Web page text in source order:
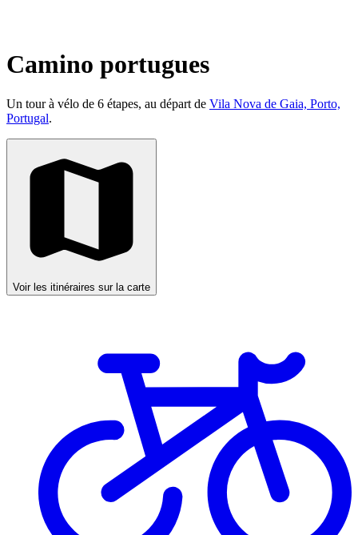
Camino portugues
Un tour à vélo de 6 étapes, au départ de Vila Nova de Gaia, Porto,
Portugal.
Voir les itinéraires sur la carte